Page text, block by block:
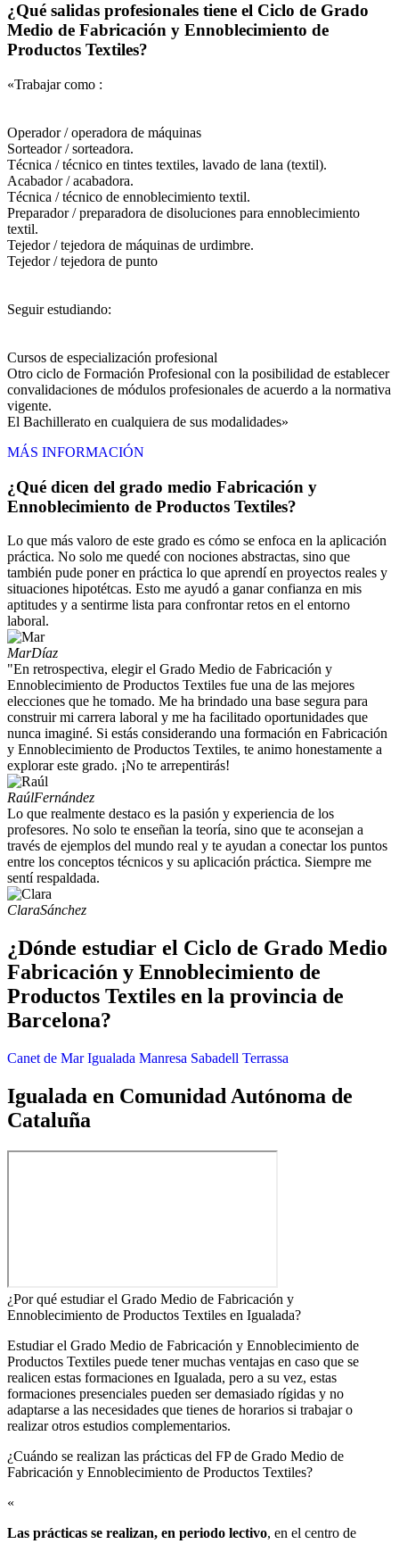
¿Qué salidas profesionales tiene el Ciclo de Grado
Medio de Fabricación y Ennoblecimiento de
Productos Textiles?
«Trabajar como :
Operador / operadora de máquinas
Sorteador / sorteadora.
Técnica / técnico en tintes textiles, lavado de lana (textil).
Acabador / acabadora.
Técnica / técnico de ennoblecimiento textil.
Preparador / preparadora de disoluciones para ennoblecimiento
textil.
Tejedor / tejedora de máquinas de urdimbre.
Tejedor / tejedora de punto
Seguir estudiando:
Cursos de especialización profesional
Otro ciclo de Formación Profesional con la posibilidad de establecer
convalidaciones de módulos profesionales de acuerdo a la normativa
vigente.
El Bachillerato en cualquiera de sus modalidades»
MÁS INFORMACIÓN
¿Qué dicen del grado medio Fabricación y
Ennoblecimiento de Productos Textiles?
Lo que más valoro de este grado es cómo se enfoca en la aplicación
práctica. No solo me quedé con nociones abstractas, sino que
también pude poner en práctica lo que aprendí en proyectos reales y
situaciones hipotétcas. Esto me ayudó a ganar confianza en mis
aptitudes y a sentirme lista para confrontar retos en el entorno
laboral.
MarDíaz
"En retrospectiva, elegir el Grado Medio de Fabricación y
Ennoblecimiento de Productos Textiles fue una de las mejores
elecciones que he tomado. Me ha brindado una base segura para
construir mi carrera laboral y me ha facilitado oportunidades que
nunca imaginé. Si estás considerando una formación en Fabricación
y Ennoblecimiento de Productos Textiles, te animo honestamente a
explorar este grado. ¡No te arrepentirás!
RaúlFernández
Lo que realmente destaco es la pasión y experiencia de los
profesores. No solo te enseñan la teoría, sino que te aconsejan a
través de ejemplos del mundo real y te ayudan a conectar los puntos
entre los conceptos técnicos y su aplicación práctica. Siempre me
sentí respaldada.
ClaraSánchez
¿Dónde estudiar el Ciclo de Grado Medio
Fabricación y Ennoblecimiento de
Productos Textiles en la provincia de
Barcelona?
Canet de Mar Igualada Manresa Sabadell Terrassa
Igualada en Comunidad Autónoma de
Cataluña
¿Por qué estudiar el Grado Medio de Fabricación y
Ennoblecimiento de Productos Textiles en Igualada?
Estudiar el Grado Medio de Fabricación y Ennoblecimiento de
Productos Textiles puede tener muchas ventajas en caso que se
realicen estas formaciones en Igualada, pero a su vez, estas
formaciones presenciales pueden ser demasiado rígidas y no
adaptarse a las necesidades que tienes de horarios si trabajar o
realizar otros estudios complementarios.
¿Cuándo se realizan las prácticas del FP de Grado Medio de
Fabricación y Ennoblecimiento de Productos Textiles?​
«
Las prácticas se realizan, en periodo lectivo, en el centro de